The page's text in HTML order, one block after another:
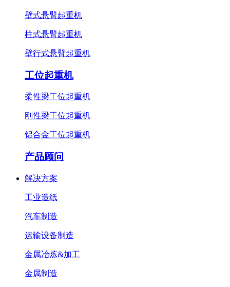
壁式悬臂起重机
柱式悬臂起重机
壁行式悬臂起重机
工位起重机
柔性梁工位起重机
刚性梁工位起重机
铝合金工位起重机
产品顾问
解决方案
工业造纸
汽车制造
运输设备制造
金属冶炼&加工
金属制造